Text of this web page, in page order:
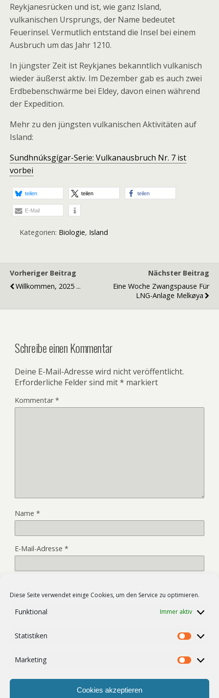
Diese Seite verwendet einige Cookies, um den Service zu optimieren.
Funktional Immer aktiv
Statistiken
Marketing
Cookies akzeptieren
Reykjanesrücken und ist, wie ganz Island,
vulkanischen Ursprungs, der Name bedeutet
Feuerinsel. Vermutlich entstand die Insel bei einem
Ausbruch um das Jahr 1210.
In jüngster Zeit ist Reykjanes bekanntlich vulkanisch
wieder äußerst aktiv. Im Dezember gab es auch zwei
Erdbebenschwärme bei Eldey, davon einen während
der Expedition.
Mehr zu den jüngsten vulkanischen Aktivitäten auf
Island:
Sundhnúksgígar-Serie: Vulkanausbruch Nr. 7 ist
vorbei
teilen teilen teilen
E-Mail
Kategorien: Biologie, Island
Vorheriger Beitrag
Willkommen, 2025 ...
Nächster Beitrag
Eine Woche Zwangspause Für
LNG-Anlage Melkøya
Schreibe einen Kommentar
Deine E-Mail-Adresse wird nicht veröffentlicht.
Erforderliche Felder sind mit* markiert
Kommentar*
Name *
E-Mail-Adresse *
meinen nächsten Kommentar speichern.